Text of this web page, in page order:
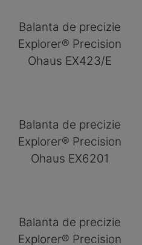
Balanta de precizie
Explorer® Precision
Ohaus EX423/E
Balanta de precizie
Explorer® Precision
Ohaus EX6201
Balanta de precizie
Explorer® Precision